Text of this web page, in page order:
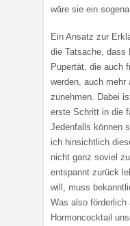
wäre sie ein
Ein Ansatz zur
die Tatsache, dass
Pupertät, die auch
werden, auch mehr
zunehmen. Dabei
erste Schritt in die
Jedenfalls können
ich hinsichtlich
nicht ganz soviel
entspannt zurück
will, muss
Was also förderlich
Hormoncocktail